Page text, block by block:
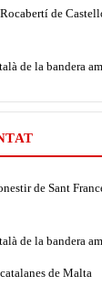
de
de la bandera
de Sant
de la bandera
de Malta